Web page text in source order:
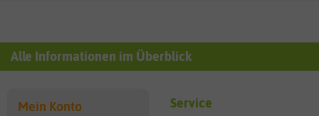
Alle Informationen im Überblick
Mein Konto Service